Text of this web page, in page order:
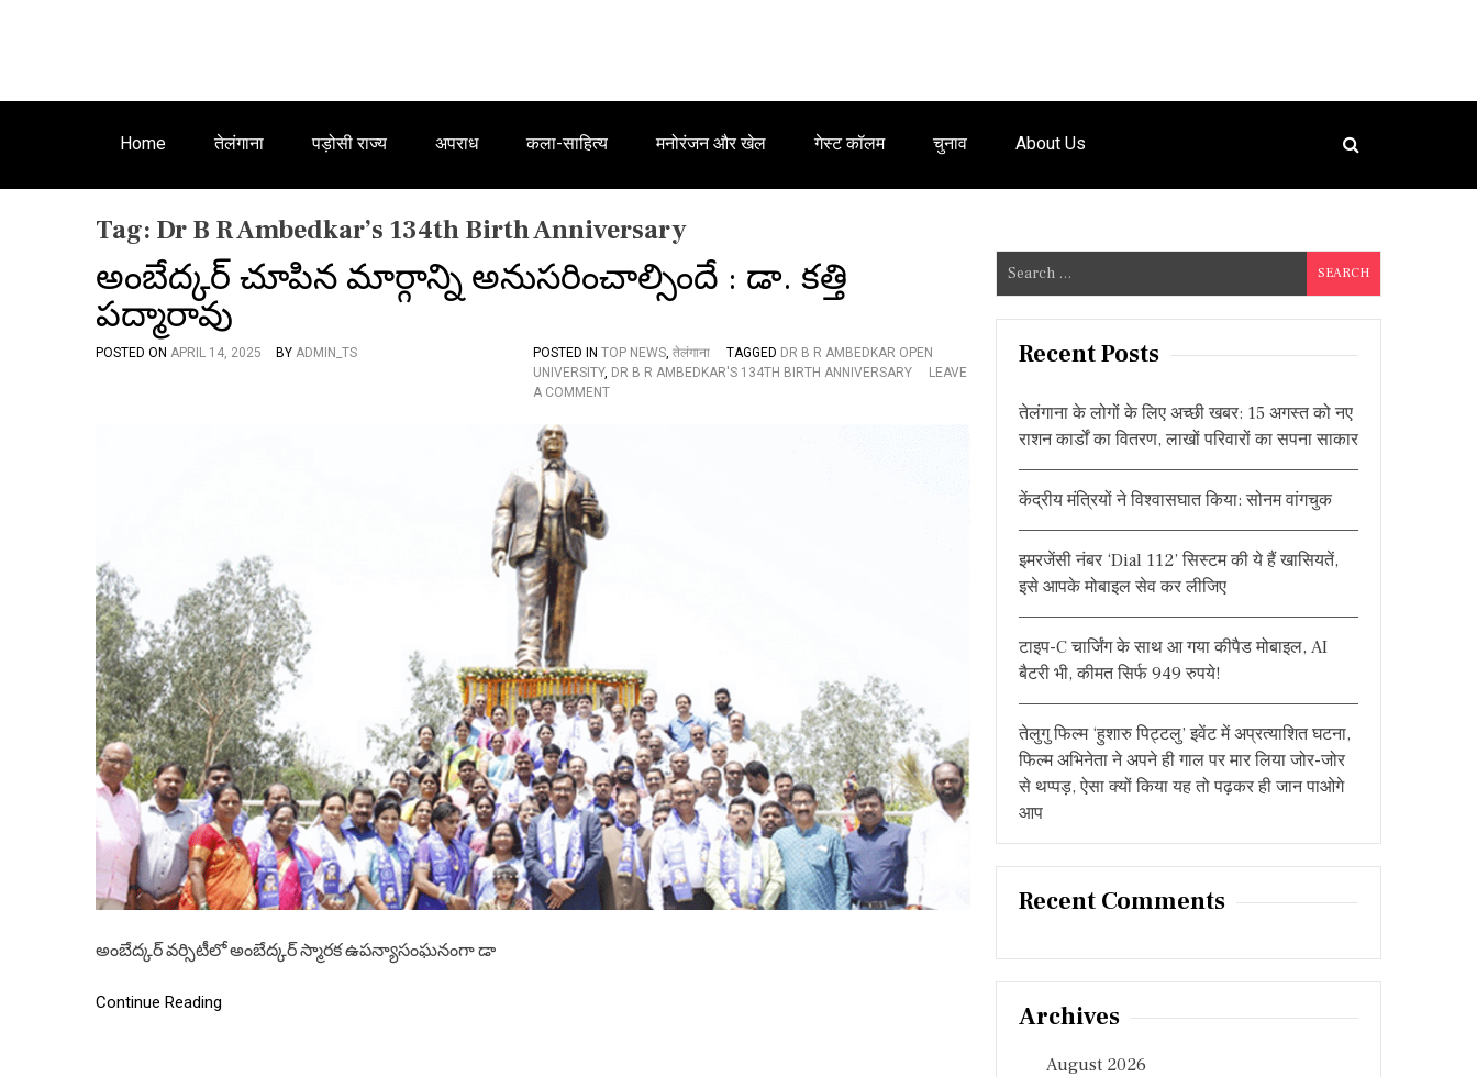
Home तेलंगाना पड़ोसी राज्य अपराध कला-साहित्य मनोरंजन और खेल गेस्ट कॉलम चुनाव About Us
Tag: Dr B R Ambedkar’s 134th Birth Anniversary
అంబేద్కర్ చూపిన మార్గాన్ని అనుసరించాల్సిందే : డా. కత్తి
పద్మారావు
POSTED ON APRIL 14, 2025 BY ADMIN_TS POSTED IN TOP NEWS, तेलंगाना TAGGED DR B R AMBEDKAR OPEN
UNIVERSITY, DR B R AMBEDKAR'S 134TH BIRTH ANNIVERSARY
LEAVE
A COMMENTO
పి
స
రిం
చా
ల్సిం
దే
:
డా
.
క
త్తి
ప
ద్మా
రా
అంబేద్కర్ వర్సిటీలో అంబేద్కర్ స్మారక ఉపన్యాసంఘనంగా డా
Continue Reading
e
a
Recent Posts
तेलंगाना के लोगों के लिए अच्छी खबर: 15 अगस्त को नए
राशन कार्डों का वितरण, लाखों परिवारों का सपना साकार
केंद्रीय मंत्रियों ने विश्वासघात किया: सोनम वांगचुक
इमरजेंसी नंबर ‘Dial 112’ सिस्टम की ये हैं खासियतें,
इसे आपके मोबाइल सेव कर लीजिए
टाइप-C चार्जिंग के साथ आ गया कीपैड मोबाइल, AI
बैटरी भी, कीमत सिर्फ 949 रुपये!
तेलुगु फिल्म ‘हुशारु पिट्टलु’ इवेंट में अप्रत्याशित घटना,
फिल्म अभिनेता ने अपने ही गाल पर मार लिया जोर-जोर
से थप्पड़, ऐसा क्यों किया यह तो पढ़कर ही जान पाओगे
आप
Recent Comments
Archives
August 2026